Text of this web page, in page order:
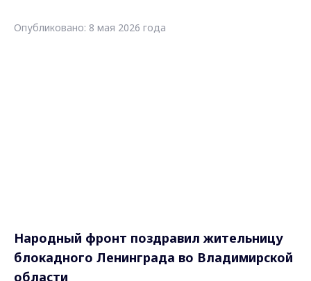
Опубликовано: 8 мая 2026 года
Народный фронт поздравил жительницу
блокадного Ленинграда во Владимирской
области